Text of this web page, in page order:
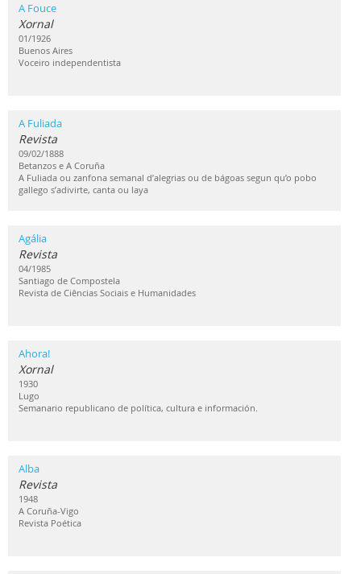
A Fouce
Xornal
01/1926
Buenos Aires
Voceiro independentista
A Fuliada
Revista
09/02/1888
Betanzos e A Coruña
A Fuliada ou zanfona semanal d’alegrias ou de bágoas segun qu’o pobo
gallego s’adivirte, canta ou laya
Agália
Revista
04/1985
Santiago de Compostela
Revista de Ciências Sociais e Humanidades
Ahora!
Xornal
1930
Lugo
Semanario republicano de política, cultura e información.
Alba
Revista
1948
A Coruña-Vigo
Revista Poética